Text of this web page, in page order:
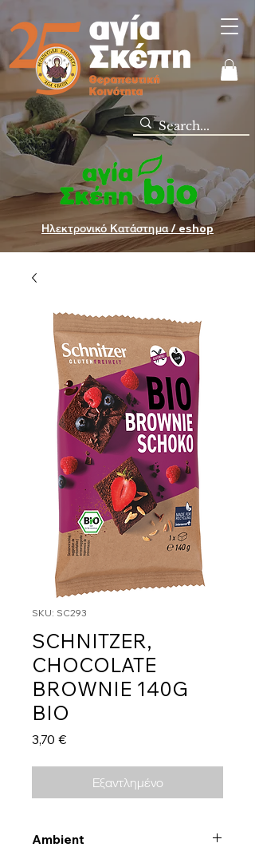
Ηλεκτρονικό Κατάστημα / eshop
SKU: SC293
SCHNITZER,
CHOCOLATE
BROWNIE 140G
BIO
3,70 €Τιμή
Εξαντλημένο
Ambient